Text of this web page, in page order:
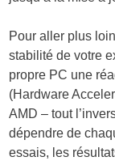
Pour aller plus
stabilité de votre
propre PC une
(Hardware
AMD – tout
dépendre de
essais, les